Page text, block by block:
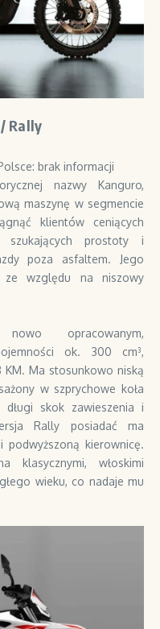
Rally
brak informacji
nazwy Kanguro,
maszynę w segmencie
klientów ceniących
szukających prostoty i
poza asfaltem. Jego
względu na niszowy
opracowanym,
ok. 300 cm³,
KM. Ma stosunkowo niską
w szprychowe koła
skok zawieszenia i
Rally posiadać ma
kierownicę.
klasycznymi, włoskimi
wieku, co nadaje mu